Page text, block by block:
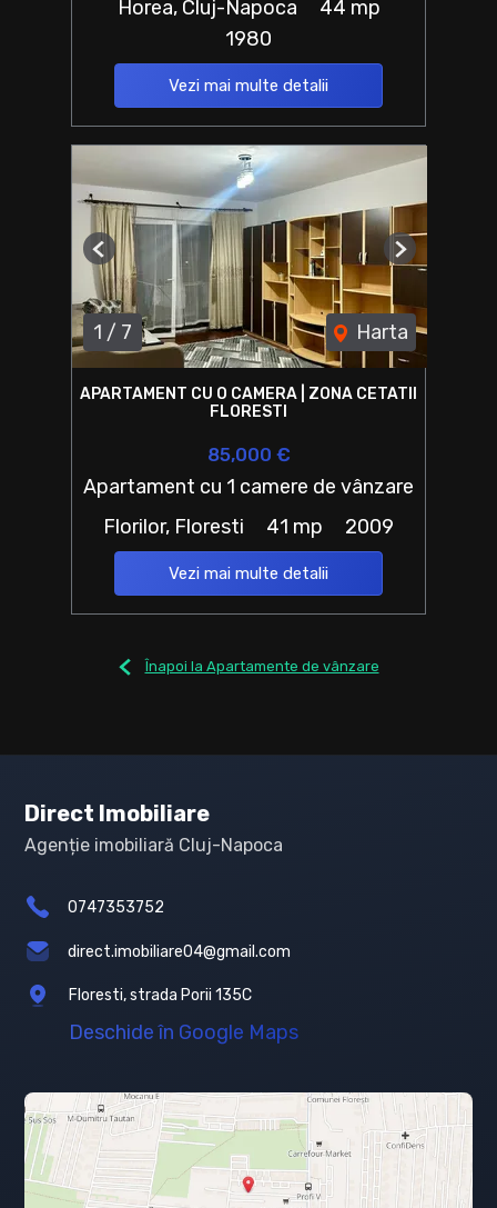
Horea, Cluj-Napoca
44 mp
1980
Vezi mai multe detalii
1 / 7 Harta
Previous Next
APARTAMENT CU O CAMERA | ZONA CETATII
FLORESTI
85,000 €
Apartament cu 1 camere de vânzare
Florilor, Floresti
41 mp 2009
Vezi mai multe detalii
Înapoi la Apartamente de vânzare
Direct Imobiliare
Agenție imobiliară Cluj-Napoca
0747353752
direct.imobiliare04@gmail.com
Floresti, strada Porii 135C
Deschide în Google Maps